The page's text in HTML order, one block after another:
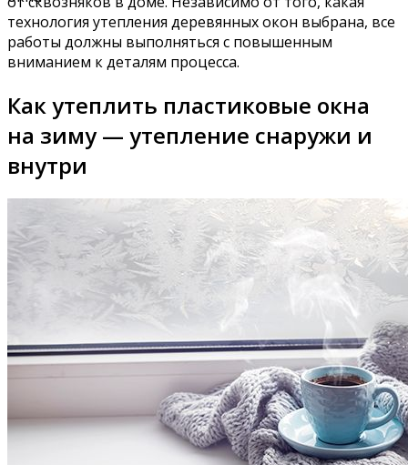
технология утепления деревянных окон выбрана, все
работы должны выполняться с повышенным
вниманием к деталям процесса.
Как утеплить пластиковые окна
на зиму — утепление снаружи и
внутри